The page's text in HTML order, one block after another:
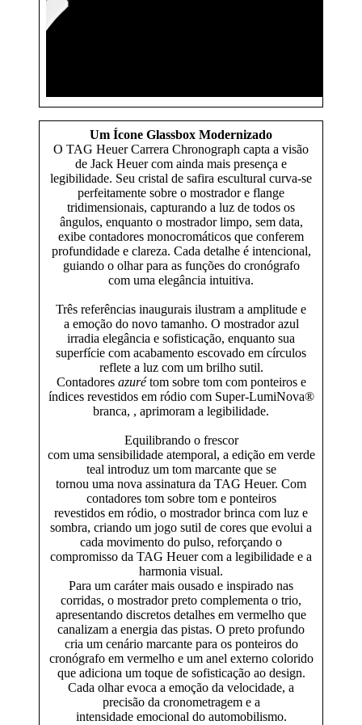
Um Ícone Glassbox Modernizado
O TAG Heuer Carrera Chronograph capta a visão
de Jack Heuer com ainda mais presença e
legibilidade. Seu cristal de safira escultural curva-se
perfeitamente sobre o mostrador e flange
tridimensionais, capturando a luz de todos os
ângulos, enquanto o mostrador limpo, sem data,
exibe contadores monocromáticos que conferem
profundidade e clareza. Cada detalhe é intencional,
guiando o olhar para as funções do cronógrafo
com uma elegância intuitiva.
Três referências inaugurais ilustram a amplitude e
a emoção do novo tamanho. O mostrador azul
irradia elegância e sofisticação, enquanto sua
superfície com acabamento escovado em círculos
reflete a luz com um brilho sutil.
Contadores azurétom sobre tom com ponteiros e
índices revestidos em ródio com Super-LumiNova®
branca, , aprimoram a legibilidade.
Equilibrando o frescor
com uma sensibilidade atemporal, a edição em verde
teal introduz um tom marcante que se
tornou uma nova assinatura da TAG Heuer. Com
contadores tom sobre tom e ponteiros
revestidos em ródio, o mostrador brinca com luz e
sombra, criando um jogo sutil de cores que evolui a
cada movimento do pulso, reforçando o
compromisso da TAG Heuer com a legibilidade e a
harmonia visual.
Para um caráter mais ousado e inspirado nas
corridas, o mostrador preto complementa o trio,
apresentando discretos detalhes em vermelho que
canalizam a energia das pistas. O preto profundo
cria um cenário marcante para os ponteiros do
cronógrafo em vermelho e um anel externo colorido
que adiciona um toque de sofisticação ao design.
Cada olhar evoca a emoção da velocidade, a
precisão da cronometragem e a
intensidade emocional do automobilismo.